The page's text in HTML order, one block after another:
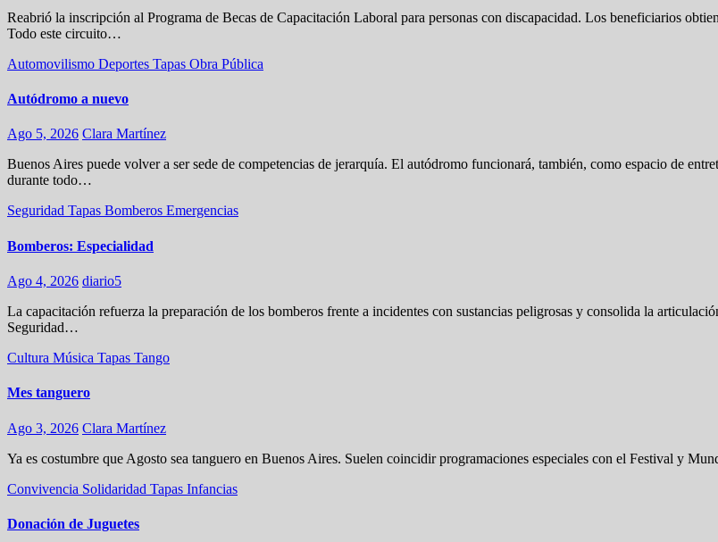
Reabrió la inscripción al Programa de Becas de Capacitación Laboral para personas con discapacidad. Los beneficiarios
Todo este circuito…
Automovilismo Deportes Tapas Obra Pública
Autódromo a nuevo
Ago 5, 2026 Clara Martínez
Buenos Aires puede volver a ser sede de competencias de jerarquía. El autódromo funcionará, también, como espacio de
durante todo…
Seguridad Tapas Bomberos Emergencias
Bomberos: Especialidad
Ago 4, 2026 diario5
La capacitación refuerza la preparación de los bomberos frente a incidentes con sustancias peligrosas y consolida la
Seguridad…
Cultura Música Tapas Tango
Mes tanguero
Ago 3, 2026 Clara Martínez
Ya es costumbre que Agosto sea tanguero en Buenos Aires. Suelen coincidir programaciones especiales con el Festival y
Convivencia Solidaridad Tapas Infancias
Donación de Juguetes